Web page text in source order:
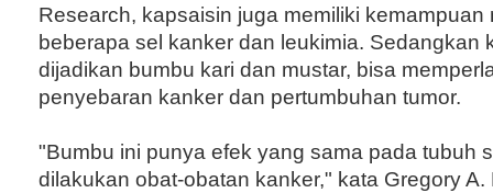
Research, kapsaisin juga memiliki kemampuan
beberapa sel kanker dan leukimia. Sedangkan
dijadikan bumbu kari dan mustar, bisa
penyebaran kanker dan pertumbuhan tumor.
"Bumbu ini punya efek yang sama pada tubuh
dilakukan obat-obatan kanker," kata Gregory A.